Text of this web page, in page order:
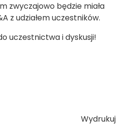
zwyczajowo będzie miała
z udziałem uczestników.
uczestnictwa i dyskusji!
Wydrukuj